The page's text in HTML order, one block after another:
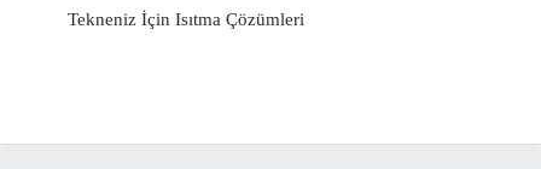
Tekneniz İçin Isıtma Çözümleri